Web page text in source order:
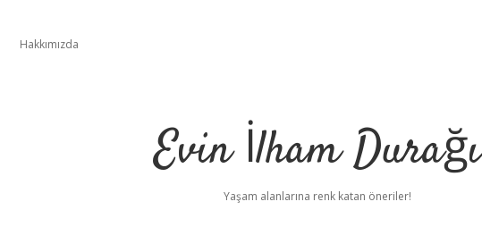
Hakkımızda
Evin İlham Durağı
Yaşam alanlarına renk katan öneriler!